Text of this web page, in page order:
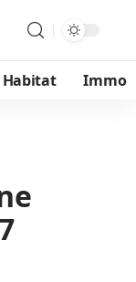
Habitat Immo